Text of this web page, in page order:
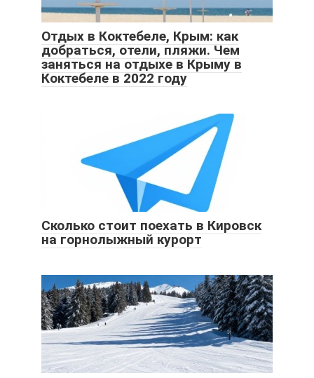
Отдых в Коктебеле, Крым: как
добраться, отели, пляжи. Чем
заняться на отдыхе в Крыму в
Коктебеле в 2022 году
Сколько стоит поехать в Кировск
на горнолыжный курорт